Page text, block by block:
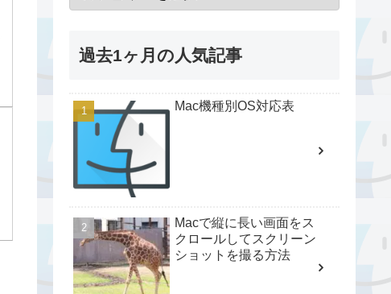
過去1ヶ月の人気記事
Mac機種別OS対応表
Macで縦に長い画面をス
クロールしてスクリーン
ショットを撮る方法